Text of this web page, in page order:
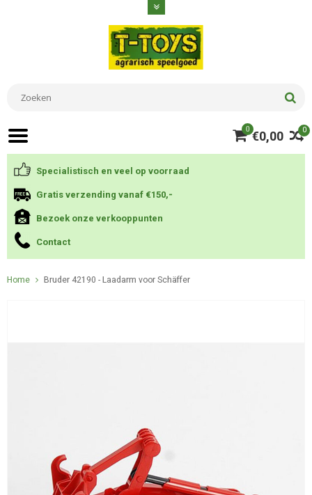
0
0 €0,00
Specialistisch en veel op voorraad
Gratis verzending vanaf €150,-
Bezoek onze verkooppunten
Contact
Home Bruder 42190 - Laadarm voor Schäffer